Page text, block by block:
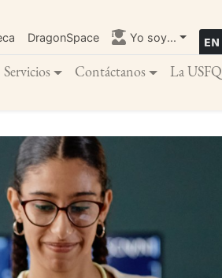
DragonSpace Yo soy...
Servicios Contáctanos La USFQ